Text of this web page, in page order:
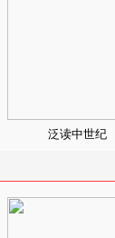
泛读中世纪